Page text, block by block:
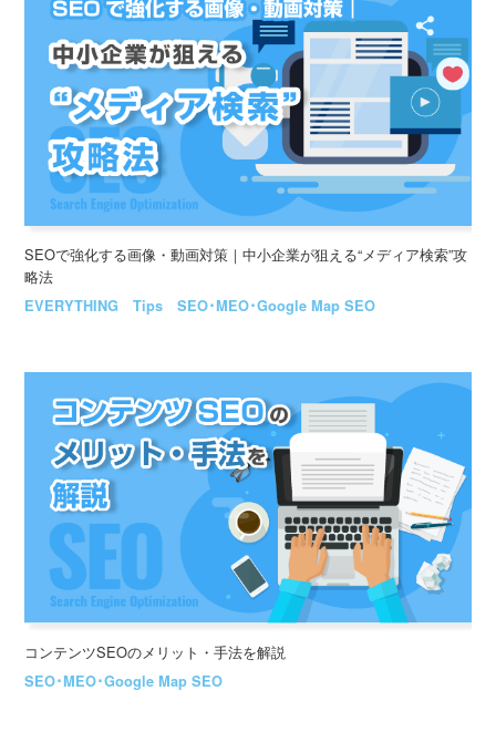
SEOで強化する画像・動画対策｜中小企業が狙える“メディア検索”攻
略法
EVERYTHING Tips SEO･MEO･Google Map SEO
コンテンツSEOのメリット・手法を解説
SEO･MEO･Google Map SEO